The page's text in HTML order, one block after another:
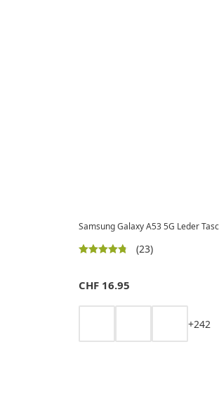
Samsung Galaxy A53 5G Leder
(23)
CHF 16.95
+242